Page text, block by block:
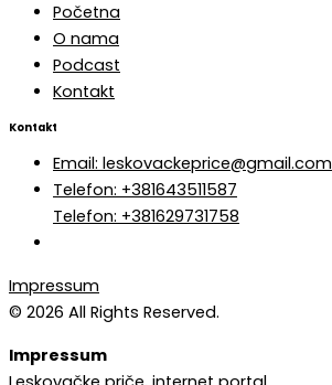
Početna
O nama
Podcast
Kontakt
Kontakt
Email: leskovackeprice@gmail.com
Telefon: +381643511587
Telefon: +381629731758
Impressum
© 2026 All Rights Reserved.
Impressum